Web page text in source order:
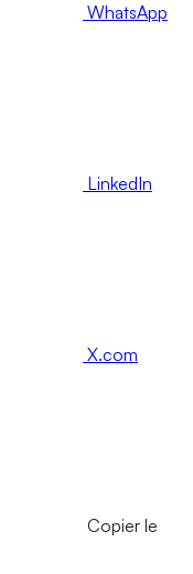
WhatsApp
LinkedIn
X.com
Copier le